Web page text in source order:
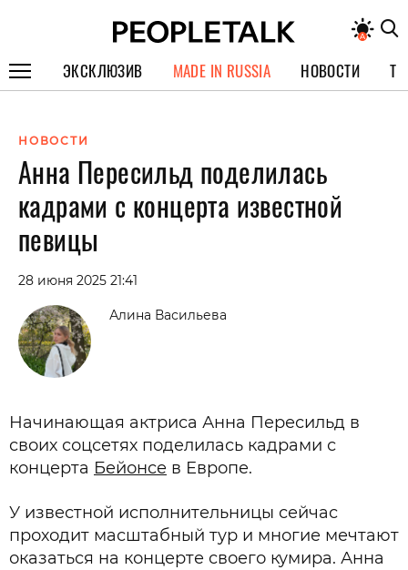
ЭКСКЛЮЗИВ
СПЕЦПРОЕКТЫ
ИНТЕРВЬЮ
ПОКОЛЕНИЕ
MADE IN RUSSIA НОВОСТИ
НОВОСТИ
Анна Пересильд поделилась
кадрами с концерта известной
певицы
28 июня 2025 21:41
Алина Васильева
Начинающая актриса Анна Пересильд в
своих соцсетях поделилась кадрами с
концерта Бейонсе в Европе.
У известной исполнительницы сейчас
проходит масштабный тур и многие мечтают
оказаться на концерте своего кумира. Анна